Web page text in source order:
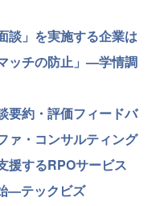
談」を実施する企業は
ッチの防止」—学情調
要約・評価フィードバ
ァ・コンサルティング
援するRPOサービス
—テックビズ